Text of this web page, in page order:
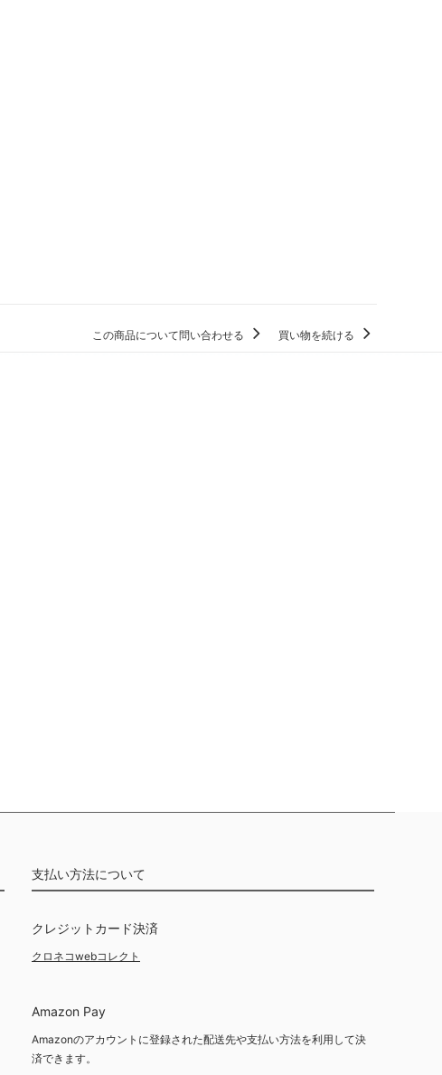
この商品について問い合わせる 買い物を続ける
支払い方法について
クレジットカード決済
クロネコwebコレクト
Amazon Pay
Amazonのアカウントに登録された配送先や支払い方法を利用して決
済できます。